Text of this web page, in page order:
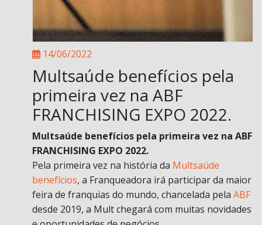
14/06/2022
Multsaúde benefícios pela
primeira vez na ABF
FRANCHISING EXPO 2022.
Multsaúde benefícios pela primeira vez na ABF
FRANCHISING EXPO 2022.
Pela primeira vez na história da Multsaúde
benefícios, a Franqueadora irá participar da maior
feira de franquias do mundo, chancelada pela ABF
desde 2019, a Mult chegará com muitas novidades